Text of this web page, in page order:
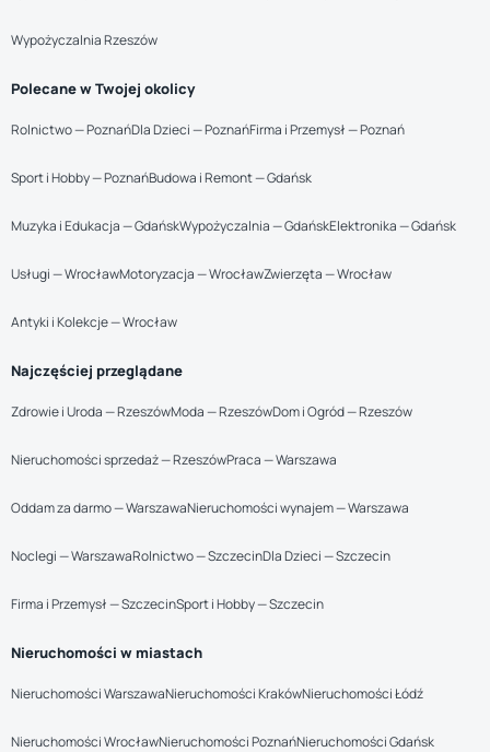
Wypożyczalnia Rzeszów
Polecane w Twojej okolicy
Rolnictwo — PoznańDla Dzieci — PoznańFirma i Przemysł — Poznań
Sport i Hobby — PoznańBudowa i Remont — Gdańsk
Muzyka i Edukacja — GdańskWypożyczalnia — GdańskElektronika — Gdańsk
Usługi — WrocławMotoryzacja — WrocławZwierzęta — Wrocław
Antyki i Kolekcje — Wrocław
Najczęściej przeglądane
Zdrowie i Uroda — RzeszówModa — RzeszówDom i Ogród — Rzeszów
Nieruchomości sprzedaż — RzeszówPraca — Warszawa
Oddam za darmo — WarszawaNieruchomości wynajem — Warszawa
Noclegi — WarszawaRolnictwo — SzczecinDla Dzieci — Szczecin
Firma i Przemysł — SzczecinSport i Hobby — Szczecin
Nieruchomości w miastach
Nieruchomości WarszawaNieruchomości KrakówNieruchomości Łódź
Nieruchomości WrocławNieruchomości PoznańNieruchomości Gdańsk